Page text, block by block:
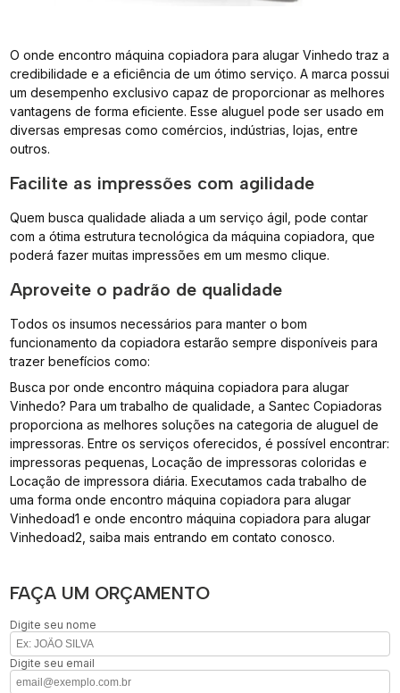
O onde encontro máquina copiadora para alugar Vinhedo traz a
credibilidade e a eficiência de um ótimo serviço. A marca possui
um desempenho exclusivo capaz de proporcionar as melhores
vantagens de forma eficiente. Esse aluguel pode ser usado em
diversas empresas como comércios, indústrias, lojas, entre
outros.
Facilite as impressões com agilidade
Quem busca qualidade aliada a um serviço ágil, pode contar
com a ótima estrutura tecnológica da máquina copiadora, que
poderá fazer muitas impressões em um mesmo clique.
Aproveite o padrão de qualidade
Todos os insumos necessários para manter o bom
funcionamento da copiadora estarão sempre disponíveis para
trazer benefícios como:
Busca por onde encontro máquina copiadora para alugar
Vinhedo? Para um trabalho de qualidade, a Santec Copiadoras
proporciona as melhores soluções na categoria de aluguel de
impressoras. Entre os serviços oferecidos, é possível encontrar:
impressoras pequenas, Locação de impressoras coloridas e
Locação de impressora diária. Executamos cada trabalho de
uma forma onde encontro máquina copiadora para alugar
Vinhedoad1 e onde encontro máquina copiadora para alugar
Vinhedoad2, saiba mais entrando em contato conosco.
FAÇA UM ORÇAMENTO
Digite seu nome
Digite seu email